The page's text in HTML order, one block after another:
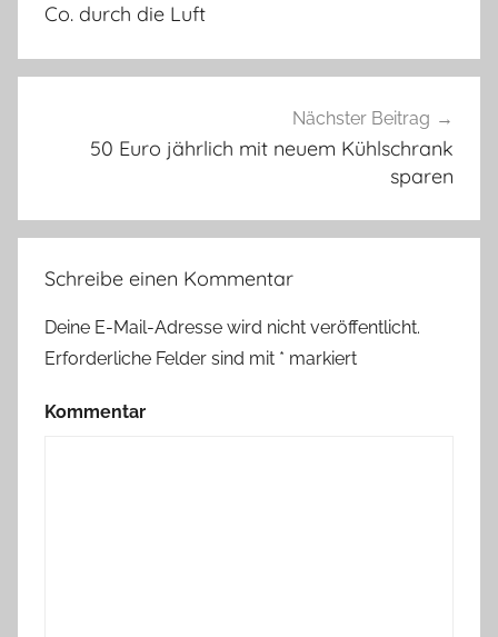
Co. durch die Luft
Nächster Beitrag
50 Euro jährlich mit neuem Kühlschrank
sparen
Schreibe einen Kommentar
Deine E-Mail-Adresse wird nicht veröffentlicht.
Erforderliche Felder sind mit * markiert
Kommentar